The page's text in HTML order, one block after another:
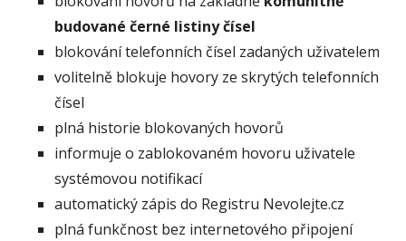
budované černé listiny čísel
blokování telefonních čísel zadaných uživatelem
volitelně blokuje hovory ze skrytých telefonních
čísel
plná historie blokovaných hovorů
informuje o zablokovaném hovoru uživatele
systémovou notifikací
automatický zápis do Registru Nevolejte.cz
plná funkčnost bez internetového připojení